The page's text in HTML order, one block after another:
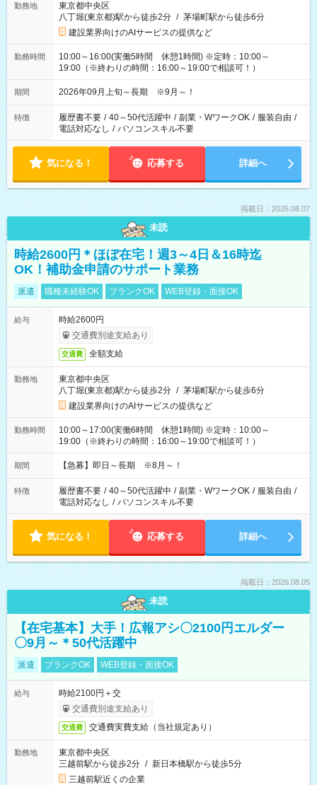
勤務地
東京都中央区
八丁堀(東京都)駅から徒歩2分 / 茅場町駅から徒歩6分
建設業界向けのAIサービスの提供など
勤務時間
10:00～16:00(実働5時間 休憩1時間) ※定時：10:00～
19:00（※終わりの時間：16:00～19:00で相談可！）
期間 2026年09月上旬～長期 ※9月～！
特徴 履歴書不要 / 40～50代活躍中 / 副業・WワークOK / 服装自由 /
電話対応なし / パソコンスキル不要
気になる！ 応募する 詳細へ
掲載日：2026.08.07
未読
時給2600円＊ほぼ在宅！週3～4日＆16時迄
OK！補助金申請のサポート業務
派遣 職種未経験OK ブランクOK WEB登録・面接OK
給与
時給2600円
交通費別途支給あり
交通費 全額支給
勤務地
東京都中央区
八丁堀(東京都)駅から徒歩2分 / 茅場町駅から徒歩6分
建設業界向けのAIサービスの提供など
勤務時間
10:00～17:00(実働6時間 休憩1時間) ※定時：10:00～
19:00（※終わりの時間：16:00～19:00で相談可！）
期間 【急募】即日～長期 ※8月～！
特徴 履歴書不要 / 40～50代活躍中 / 副業・WワークOK / 服装自由 /
電話対応なし / パソコンスキル不要
気になる！ 応募する 詳細へ
掲載日：2026.08.05
未読
【在宅基本】大手！広報アシ〇2100円エルダー
〇9月～＊50代活躍中
派遣 ブランクOK WEB登録・面接OK
給与
時給2100円＋交
交通費別途支給あり
交通費 交通費実費支給（当社規定あり）
勤務地
東京都中央区
三越前駅から徒歩2分 / 新日本橋駅から徒歩5分
三越前駅近くの企業